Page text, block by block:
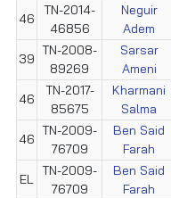
46
TN-2014-
46856
Neguir
Adem
39
TN-2008-
89269
Sarsar
Ameni
46
TN-2017-
85675
Kharmani
Salma
46
TN-2009-
76709
Ben Said
Farah
EL
TN-2009-
76709
Ben Said
Farah